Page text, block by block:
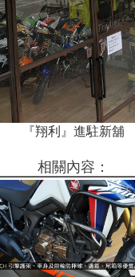
『翔利』進駐新舖
相關內容：